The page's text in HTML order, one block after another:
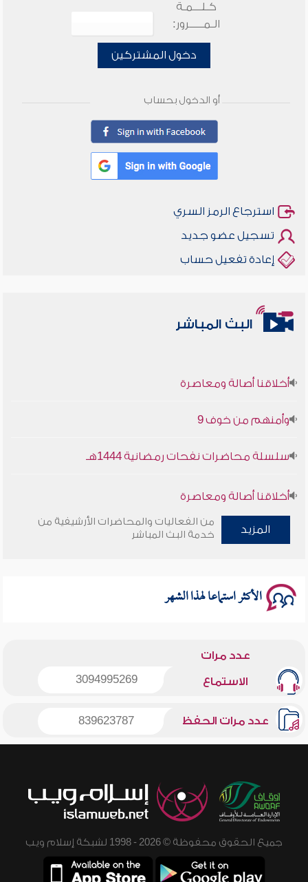
كـلـــمـة
الـمـــــرور:
دخول المشتركين
أو الدخول بحساب
استرجاع الرمز السري
تسجيل عضو جديد
إعادة تفعيل حساب
البث المباشر
أخلاقنا أصالة ومعاصرة
وأمنهم من خوف 9
سلسلة محاضرات نفحات رمضانية 1444هـ
أخلاقنا أصالة ومعاصرة
وأمنهم من خوف 9
المزيد
من الفعاليات والمحاضرات الأرشيفية من
خدمة البث المباشر
الأكثر استماعا لهذا الشهر
عدد مرات
الاستماع 3094995269
عدد مرات الحفظ 839623787
جميع الحقوق محفوظة © 2026 - 1998 لشبكة إسلام ويب